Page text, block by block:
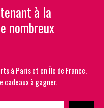
à la
nombreux
à Paris et en Île de France.
cadeaux à gagner.